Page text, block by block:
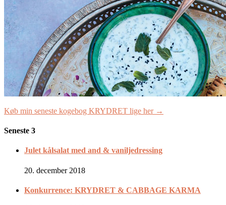
Køb min seneste kogebog KRYDRET lige her →
Seneste 3
Julet kålsalat med and & vaniljedressing
20. december 2018
Konkurrence: KRYDRET & CABBAGE KARMA